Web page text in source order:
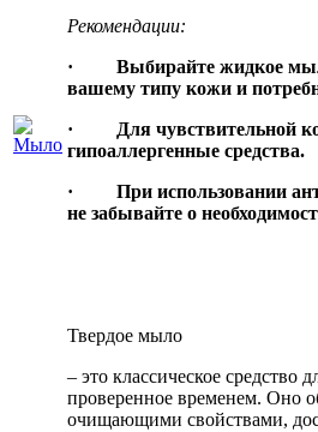
Рекомендации:
· Выбирайте жидкое
вашему типу кожи и
· Для чувствительной
гипоаллергенные средства.
· При использовании
не забывайте о
Твердое мыло
– это классическое средство
проверенное временем. Оно
очищающими свойствами,